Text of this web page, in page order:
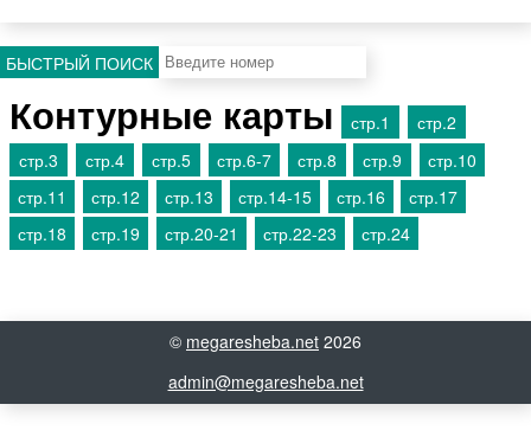
БЫСТРЫЙ ПОИСК
Контурные карты стр.1
стр.2
стр.3
стр.4 стр.5 стр.6-7 стр.8 стр.9
стр.10
стр.11
стр.12 стр.13 стр.14-15 стр.16
стр.17
стр.18
стр.19 стр.20-21 стр.22-23 стр.24
© megaresheba.net 2026
admin@megaresheba.net